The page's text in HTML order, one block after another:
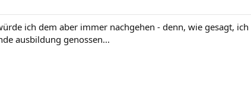
ich dem aber immer nachgehen - denn, wie gesagt,
ausbildung genossen...